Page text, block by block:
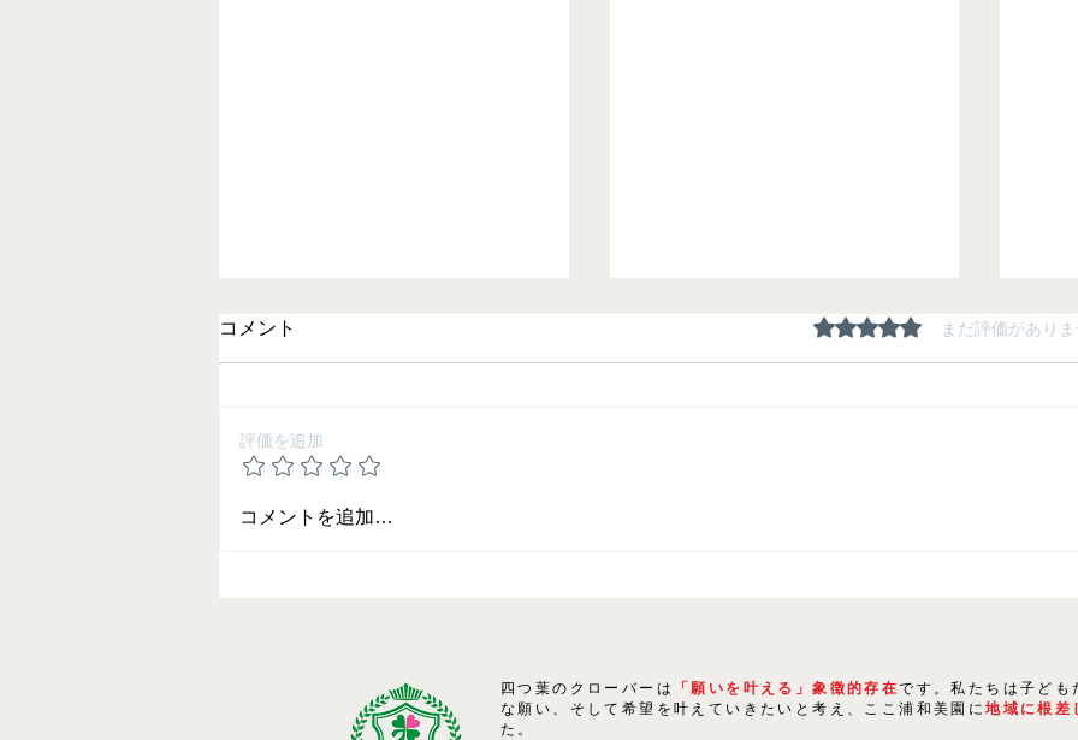
2025 夏期講習の御案内
コメント 5つ星のうち0と評価されて
まだ評価があり
評価を追加
コメントを追加…
四つ葉のクローバーは 「願いを叶える」象徴的存在です。私たちは子ども
な願い、そして希望を叶えていきたいと考え、ここ浦和美園に地域に根差
た。